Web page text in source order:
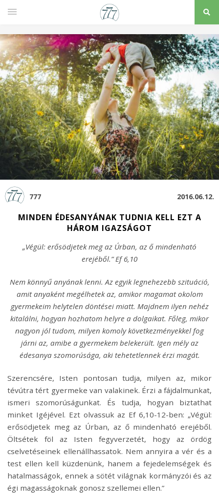
777 2016.06.12.
MINDEN ÉDESANYÁNAK TUDNIA KELL EZT A
HÁROM IGAZSÁGOT
„Végül: erősödjetek meg az Úrban, az ő mindenható
erejéből.” Ef 6,10
Nem könnyű anyának lenni. Az egyik legnehezebb szituáció,
amit anyaként megélhetek az, amikor magamat okolom
gyermekeim helytelen döntései miatt. Majdnem ilyen nehéz
kitalálni, hogyan hozhatom helyre a dolgaikat. Főleg, mikor
nagyon jól tudom, milyen komoly következményekkel fog
járni az, amibe a gyermekem belekerült. Igen mély az
édesanya szomorúsága, aki tehetetlennek érzi magát.
Szerencsére, Isten pontosan tudja, milyen az, mikor
tévútra tért gyermeke van valakinek. Érzi a fájdalmunkat,
ismeri szomorúságunkat. És tudja, hogyan biztathat
minket Igéjével. Ezt olvassuk az Ef 6,10-12-ben: „Végül:
erősödjetek meg az Úrban, az ő mindenható erejéből.
Öltsétek föl az Isten fegyverzetét, hogy az ördög
cselvetéseinek ellenállhassatok. Nem annyira a vér és a
test ellen kell küzdenünk, hanem a fejedelemségek és
hatalmasságok, ennek a sötét világnak kormányzói és az
égi magasságoknak gonosz szellemei ellen.”